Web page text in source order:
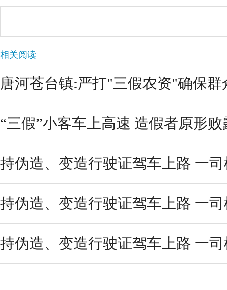
相关阅读
唐河苍台镇:严打"三假农资"确保群
“三假”小客车上高速 造假者原形败
持伪造、变造行驶证驾车上路 一
持伪造、变造行驶证驾车上路 一
持伪造、变造行驶证驾车上路 一